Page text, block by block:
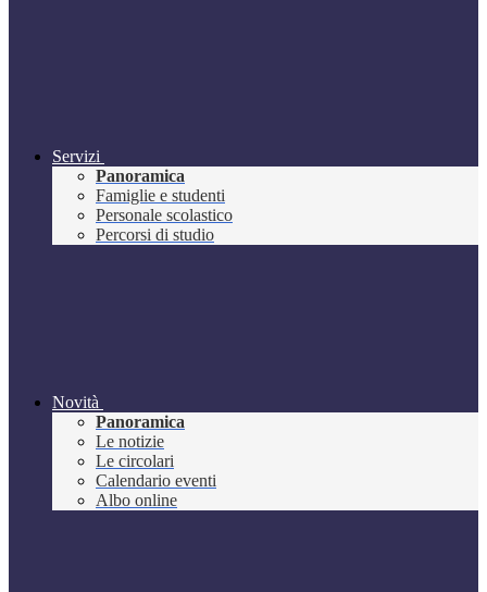
Servizi
Panoramica
Famiglie e studenti
Personale scolastico
Percorsi di studio
Novità
Panoramica
Le notizie
Le circolari
Calendario eventi
Albo online